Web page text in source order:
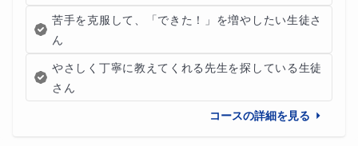
苦手を克服して、「できた！」を増やしたい生徒さ
ん
やさしく丁寧に教えてくれる先生を探している生徒
さん
コースの詳細を見る